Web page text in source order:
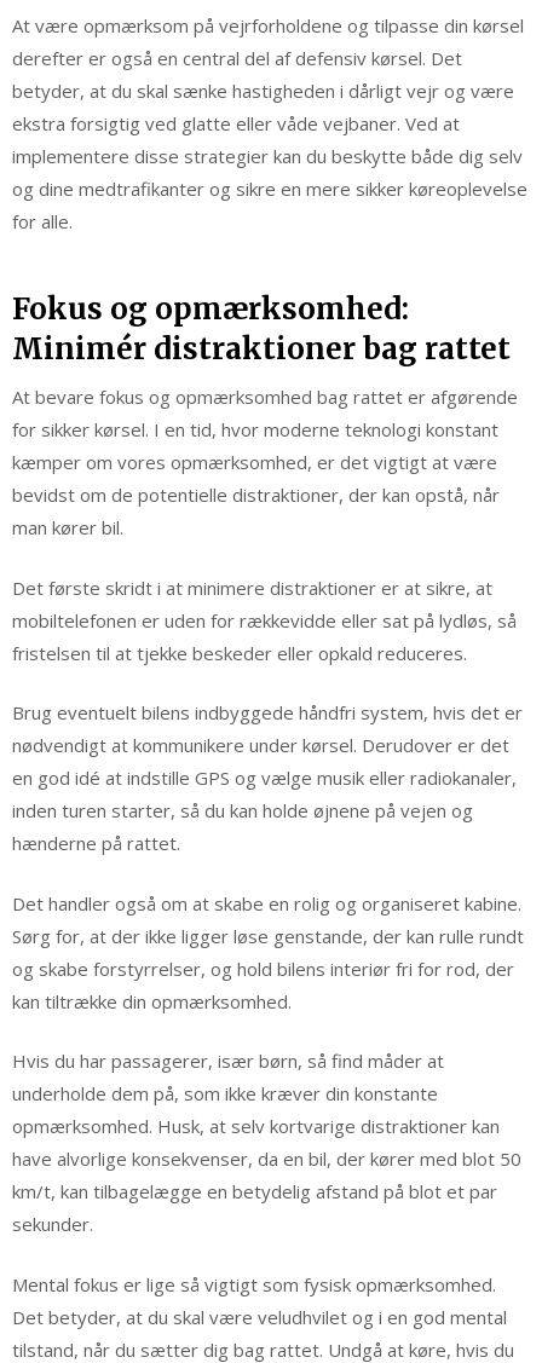
At være opmærksom på vejrforholdene og tilpasse din kørsel
derefter er også en central del af defensiv kørsel. Det
betyder, at du skal sænke hastigheden i dårligt vejr og være
ekstra forsigtig ved glatte eller våde vejbaner. Ved at
implementere disse strategier kan du beskytte både dig selv
og dine medtrafikanter og sikre en mere sikker køreoplevelse
for alle.
Fokus og opmærksomhed:
Minimér distraktioner bag rattet
At bevare fokus og opmærksomhed bag rattet er afgørende
for sikker kørsel. I en tid, hvor moderne teknologi konstant
kæmper om vores opmærksomhed, er det vigtigt at være
bevidst om de potentielle distraktioner, der kan opstå, når
man kører bil.
Det første skridt i at minimere distraktioner er at sikre, at
mobiltelefonen er uden for rækkevidde eller sat på lydløs, så
fristelsen til at tjekke beskeder eller opkald reduceres.
Brug eventuelt bilens indbyggede håndfri system, hvis det er
nødvendigt at kommunikere under kørsel. Derudover er det
en god idé at indstille GPS og vælge musik eller radiokanaler,
inden turen starter, så du kan holde øjnene på vejen og
hænderne på rattet.
Det handler også om at skabe en rolig og organiseret kabine.
Sørg for, at der ikke ligger løse genstande, der kan rulle rundt
og skabe forstyrrelser, og hold bilens interiør fri for rod, der
kan tiltrække din opmærksomhed.
Hvis du har passagerer, især børn, så find måder at
underholde dem på, som ikke kræver din konstante
opmærksomhed. Husk, at selv kortvarige distraktioner kan
have alvorlige konsekvenser, da en bil, der kører med blot 50
km/t, kan tilbagelægge en betydelig afstand på blot et par
sekunder.
Mental fokus er lige så vigtigt som fysisk opmærksomhed.
Det betyder, at du skal være veludhvilet og i en god mental
tilstand, når du sætter dig bag rattet. Undgå at køre, hvis du